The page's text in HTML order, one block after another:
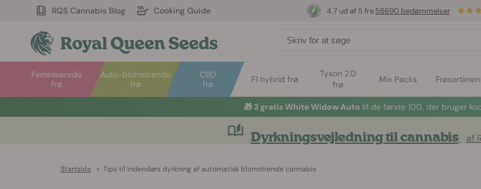
RQS Cannabis Blog Cooking Guide
Auto-blomstrende
frø
Feminiserede
frø
CBD
frø
F1 hybrid frø
Tyson 2.0
frø
Mix Packs
4.7 ud af 5 fra 58690 bedømmelser
🎁 3 gratis White Widow Auto til de første 100, der bruger
Dyrkningsvejledning til cannabis af
Startside > Tips til indendørs dyrkning af automatisk blomstrende cannabis